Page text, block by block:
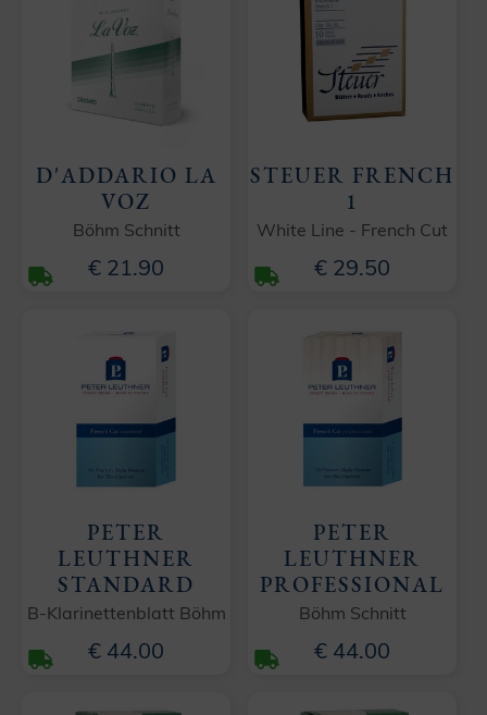
D'ADDARIO LA
VOZ
Böhm Schnitt
€ 21.90
STEUER FRENCH
1
White Line - French Cut
€ 29.50
PETER
LEUTHNER
STANDARD
B-Klarinettenblatt Böhm
€ 44.00
PETER
LEUTHNER
PROFESSIONAL
Böhm Schnitt
€ 44.00